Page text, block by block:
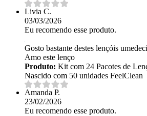
Livia C.
03/03/2026
Eu recomendo esse produto.
Gosto bastante destes lençóis
Amo este lenço
Produto: Kit com 24 Pacotes de
Nascido com 50 unidades FeelClean
Amanda P.
23/02/2026
Eu recomendo esse produto.